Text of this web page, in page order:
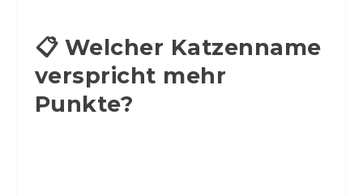
📋 Welcher Katzenname
verspricht mehr
Punkte?